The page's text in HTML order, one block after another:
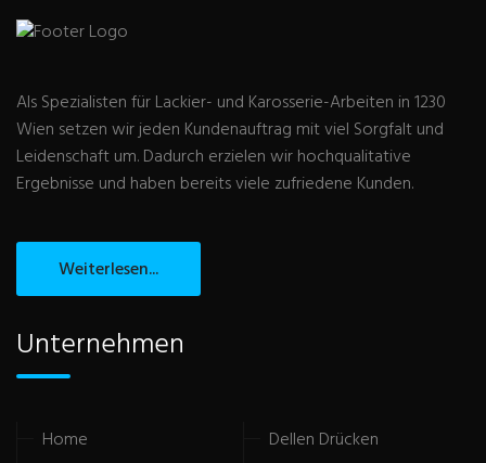
Als Spezialisten für Lackier- und Karosserie-Arbeiten in 1230
Wien setzen wir jeden Kundenauftrag mit viel Sorgfalt und
Leidenschaft um. Dadurch erzielen wir hochqualitative
Ergebnisse und haben bereits viele zufriedene Kunden.
Weiterlesen...
Unternehmen
Home
Dellen Drücken